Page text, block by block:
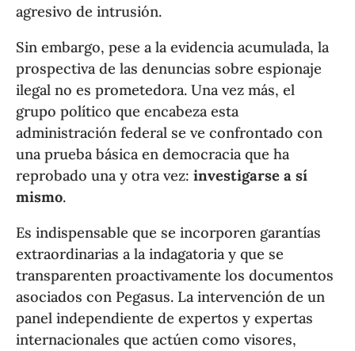
agresivo de intrusión.
Sin embargo, pese a la evidencia acumulada, la
prospectiva de las denuncias sobre espionaje
ilegal no es prometedora. Una vez más, el
grupo político que encabeza esta
administración federal se ve confrontado con
una prueba básica en democracia que ha
reprobado una y otra vez:investigarse a sí
mismo.
Es indispensable que se incorporen garantías
extraordinarias a la indagatoria y que se
transparenten proactivamente los documentos
asociados con Pegasus. La intervención de un
panel independiente de expertos y expertas
internacionales que actúen como visores,